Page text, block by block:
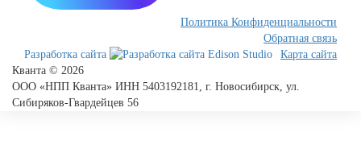
Политика Конфиденциальности
Обратная связь
Карта сайта
Разработка сайта
Кванта © 2026
ООО «НПП Кванта» ИНН 5403192181, г. Новосибирск, ул.
Сибиряков-Гвардейцев 56